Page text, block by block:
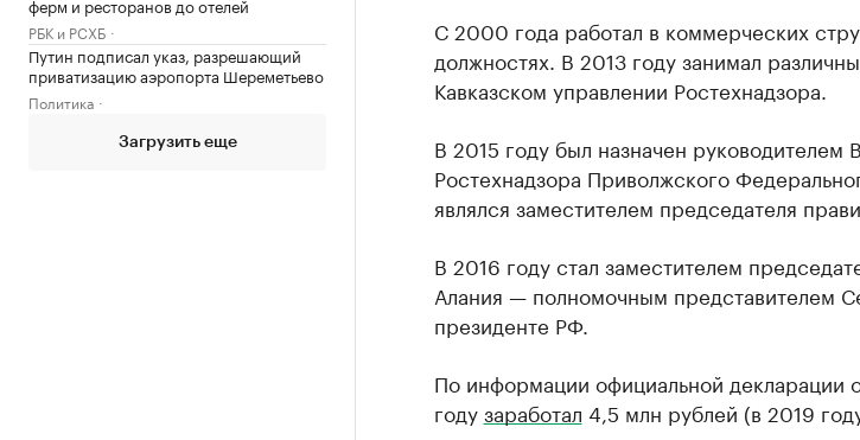
ферм и ресторанов до отелей
РБК и РСХБ
Путин подписал указ, разрешающий
приватизацию аэропорта Шереметьево
Политика
Загрузить еще
С 2000 года работал в коммерческих
должностях. В 2013 году занимал
Кавказском управлении Ростехнадзора.
В 2015 году был назначен руководителем
Ростехнадзора Приволжского
являлся заместителем председателя
В 2016 году стал заместителем
Алания — полномочным представителем
президенте РФ.
По информации официальной декларации
годузаработал 4,5 млн рублей (в 2019